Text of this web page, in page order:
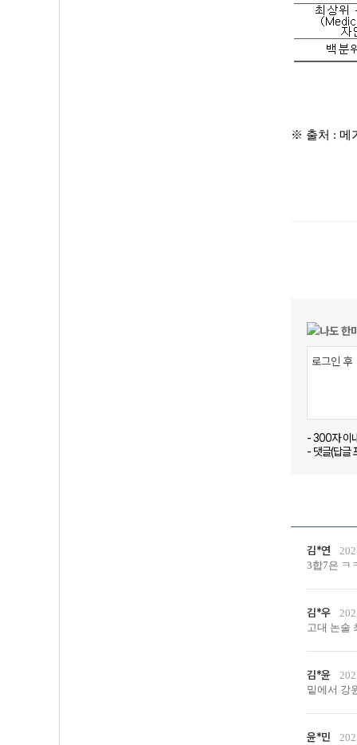
※ 출처 : 메
- 300자 이
- 댓글(답글
김*연
3합7은 ㅋ
김*우
고대 논술
김*윤
밑에서 강
윤*민